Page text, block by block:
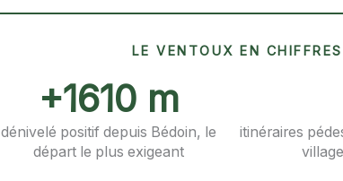
LE VENTOUX EN CHIFFRES
+1610 m
dénivelé positif depuis Bédoin, le
départ le plus exigeant
itinéraires